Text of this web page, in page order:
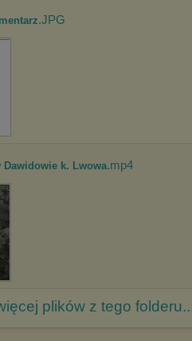
.JPG
Dawidowie k. Lwowa.mp4
plików z tego